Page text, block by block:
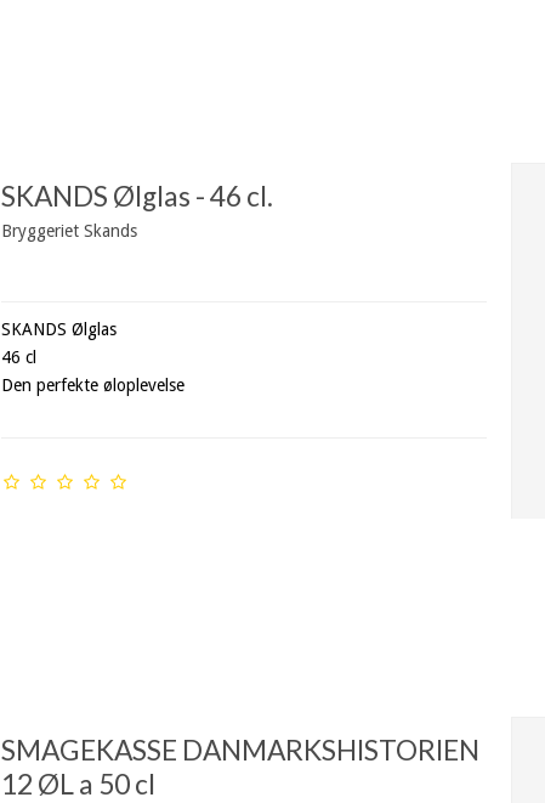
SKANDS Ølglas - 46 cl.
Bryggeriet Skands
SKANDS Ølglas
46 cl
Den perfekte øloplevelse
SMAGEKASSE DANMARKSHISTORIEN
12 ØL a 50 cl